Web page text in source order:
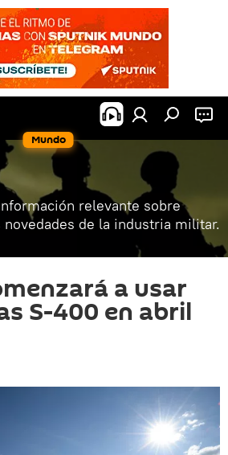
Mundo
relevante sobre
novedades de la industria militar.
a usar
S-400 en abril